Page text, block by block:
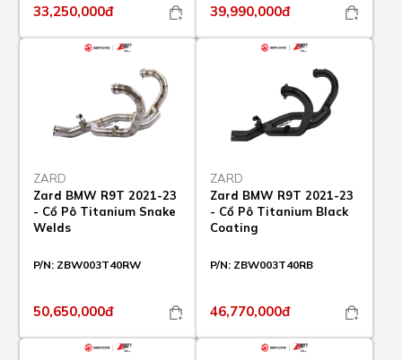
33,250,000đ 39,990,000đ
ZARD
Zard BMW R9T 2021-23
- Cổ Pô Titanium Snake
Welds
P/N: ZBW003T40RW
50,650,000đ
ZARD
Zard BMW R9T 2021-23
- Cổ Pô Titanium Black
Coating
P/N: ZBW003T40RB
46,770,000đ